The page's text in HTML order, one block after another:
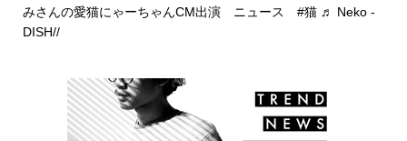
みさんの愛猫にゃーちゃんCM出演 ニュース #猫 ♬ Neko -
DISH//